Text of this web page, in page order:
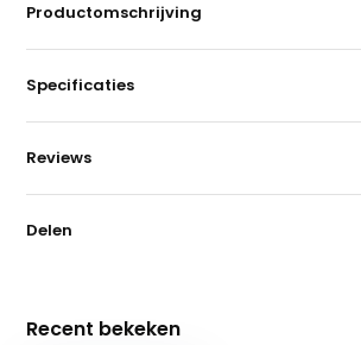
Productomschrijving
Specificaties
Reviews
Delen
Recent bekeken